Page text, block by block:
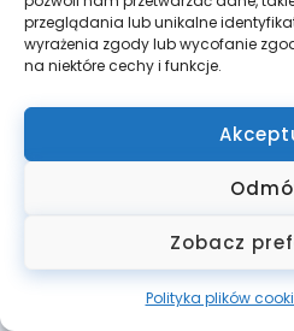
przeglądania lub unikalne
wyrażenia zgody lub wycofanie
na niektóre cechy i funkcje.
Zobacz
Polityka plików
dogłębna analiza
słuchaczy
analiza zadań testowych
lat opracowywanych
Zawodów Prawniczych
Sprawiedliwości. W ten
programie kursu
obszary z zakresu
normatywnych do
trwającego dwa